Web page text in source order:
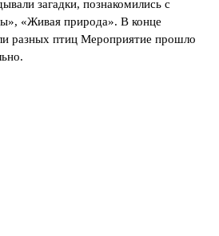
загадки, познакомились с
«Живая природа». В конце
разных птиц Мероприятие прошло